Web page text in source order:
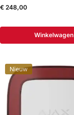
€ 248,00
Winkelwagen
Nieuw